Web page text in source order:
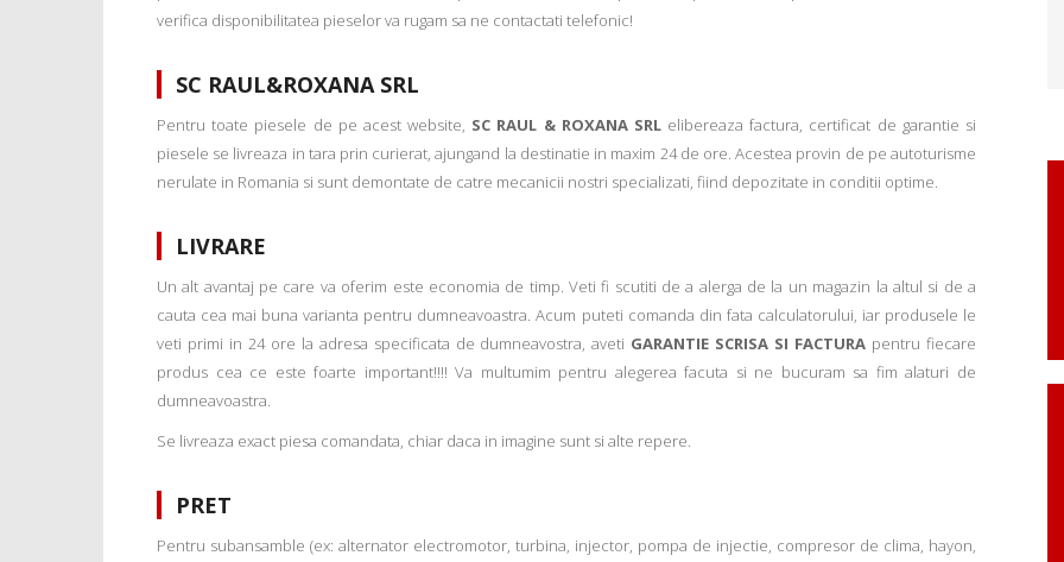
verifica disponibilitatea pieselor va rugam sa ne contactati telefonic!
SC RAUL&ROXANA SRL
Pentru toate piesele de pe acest website, SC RAUL & ROXANA SRLelibereaza factura, certificat de garantie si
piesele se livreaza in tara prin curierat, ajungand la destinatie in maxim 24 de ore. Acestea provin de pe autoturisme
nerulate in Romania si sunt demontate de catre mecanicii nostri specializati, fiind depozitate in conditii optime.
LIVRARE
Un alt avantaj pe care va oferim este economia de timp. Veti fi scutiti de a alerga de la un magazin la altul si de a
cauta cea mai buna varianta pentru dumneavoastra. Acum puteti comanda din fata calculatorului, iar produsele le
veti primi in 24 ore la adresa specificata de dumneavostra, aveti GARANTIE SCRISA SI FACTURA pentru fiecare
produs cea ce este foarte important!!!! Va multumim pentru alegerea facuta si ne bucuram sa fim alaturi de
dumneavoastra.
Se livreaza exact piesa comandata, chiar daca in imagine sunt si alte repere.
PRET
Pentru subansamble (ex: alternator electromotor, turbina, injector, pompa de injectie, compresor de clima, hayon,